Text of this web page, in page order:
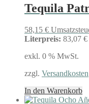
Tequila
58,15 €
Literpreis: 83,07 €
exkl. 0 % MwSt.
zzgl. Versandkosten
In den Warenkorb